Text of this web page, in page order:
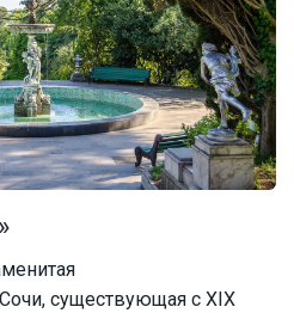
существующая с XIX